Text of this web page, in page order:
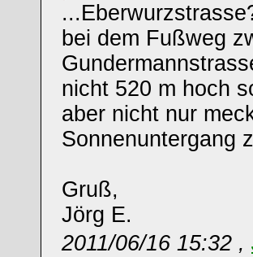
bei dem Fußweg
nicht 520 m hoch
aber nicht nur
Sonnenuntergang
Gruß,
Jörg E.
2011/06/16 15:32 ,